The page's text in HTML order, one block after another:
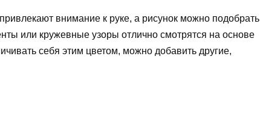
внимание к руке, а рисунок можно подобрать
или кружевные узоры отлично смотрятся на основе
себя этим цветом, можно добавить другие,